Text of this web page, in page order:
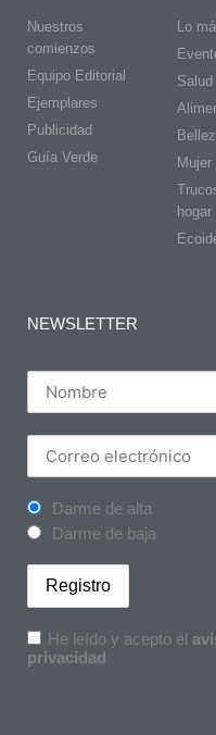
Nuestros
comienzos
Equipo Editorial
Ejemplares
Publicidad
Guía Verde
Lo
Salud
Mujer
hogar
NEWSLETTER
Darme de alta
Darme de baja
He leído y acepto el
privacidad